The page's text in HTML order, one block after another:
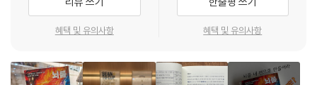
우리는 반사적이지 않은 의도적 행위가 동료 관계에 정말 효과가 있음을
확인했다. 목적의 명료함이 의사결정을 활성화하는 엔진이 되어야 한다.
화학작용에 노예처럼 빠져드는 것과는 반대다.
--- p.246
전달물질들은 균형을 위해 늘 활발하게 움직여 편안함을 되찾아준다. 하지
만 이 두 신경계를 담당하는 신경전달물질이 완벽하게 균형을 맞춰 태어난
사람은 아무도 없다. 어느 한쪽으로 쏠리기 마련이다. 이 미묘한 생물학적
시키는 도파민이 부족한 유형을 공격형, 반대로 신경계를 진정시키는 세로
유전적으로 결정된 신경전달물질의 차이에 의해 결정되는 행동 패턴의 생
고 스트레스를 관리하기 위한 맞춤형 전략을 제공한다.
혜택 및 유의사항 혜택 및 유의사항